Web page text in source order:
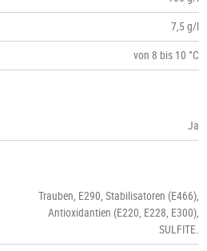
7,5 g/l
von 8 bis 10 °C
Ja
Trauben, E290, Stabilisatoren (E466),
Antioxidantien (E220, E228, E300),
SULFITE.